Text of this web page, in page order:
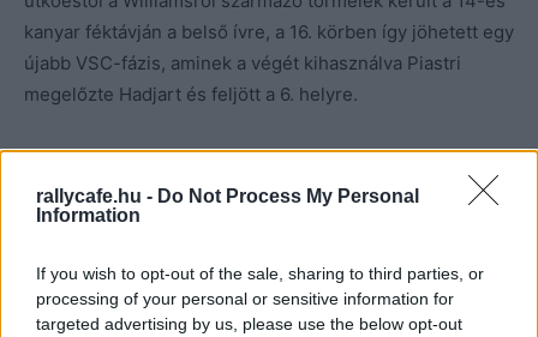
rallycafe.hu - Do Not Process My Personal
Information
If you wish to opt-out of the sale, sharing to third parties, or
processing of your personal or sensitive information for
targeted advertising by us, please use the below opt-out
kanyar féktávján a belső ívre, a 16. körben így jöhetett egy
újabb VSC-fázis, aminek a végét kihasználva Piastri
megelőzte Hadjart és feljött a 6. helyre.
Kontakt Hamilton és Albon között:
LAP 16/50
⚠️ VIRTUAL SAFETY CAR ⚠️